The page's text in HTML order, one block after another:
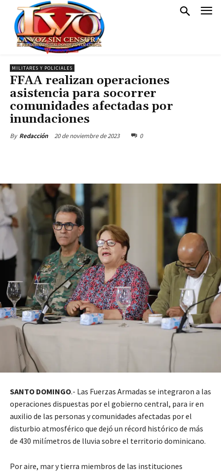
MILITARES Y POLICIALES
FFAA realizan operaciones
asistencia para socorrer
comunidades afectadas por
inundaciones
By Redacción 20 de noviembre de 2023 0
SANTO DOMINGO.- Las Fuerzas Armadas se integraron a las
operaciones dispuestas por el gobierno central, para ir en
auxilio de las personas y comunidades afectadas por el
disturbio atmosférico que dejó un récord histórico de más
de 430 milímetros de lluvia sobre el territorio dominicano.
Por aire, mar y tierra miembros de las instituciones